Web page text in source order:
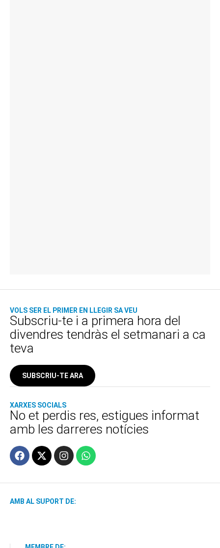
VOLS SER EL PRIMER EN LLEGIR SA VEU
Subscriu-te i a primera hora del
divendres tendràs el setmanari a ca
teva
SUBSCRIU-TE ARA
XARXES SOCIALS
No et perdis res, estigues informat
amb les darreres notícies
AMB AL SUPORT DE: